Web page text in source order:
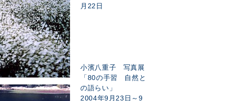
月22日
小濱八重子 写真展
「80の手習 自然と
の語らい」
2004年9月23日～9